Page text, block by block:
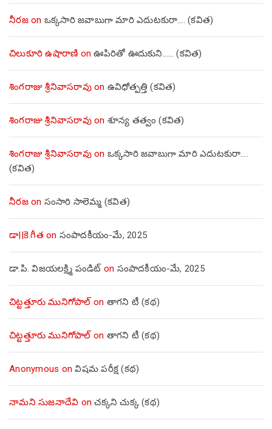
నీరజon ఒక్కసారి జవాబుగా మారి ఎదుటకురా…. (కవిత)
చిలుకూరి ఉషారాణి onఊపిరితో ఊదుకుని…… (కవిత)
శింగరాజు శ్రీనివాసరావుon ఉవిధోత్పత్తి (కవిత)
శింగరాజు శ్రీనివాసరావుon శూన్య తత్వం (కవిత)
శింగరాజు శ్రీనివాసరావుon ఒక్కసారి జవాబుగా మారి ఎదుటకురా….
(కవిత)
నీరజon సంసారి సాలెమ్మ (కవిత)
డా||కె.గీత on సంపాదకీయం-మే, 2025
డా.పి. విజయలక్ష్మి పండిట్ on సంపాదకీయం-మే, 2025
చిట్టత్తూరు మునిగోపాల్on తాగని టీ (కథ)
చిట్టత్తూరు మునిగోపాల్on తాగని టీ (కథ)
Anonymous onవిషమ పరీక్ష (క‌థ‌)
నామని సుజనాదేవి onచక్కని చుక్క (కథ)